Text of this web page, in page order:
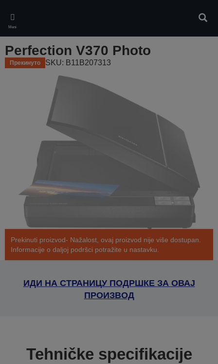
main
content
Meni
Perfection V370 Photo
Прекинуто SKU: B11B207313
Prekinuti proizvod- Nažalost, ovaj proizvod nije više dostupan.
Informacije o daljoj podršci potražite u nastavku.
ИДИ НА СТРАНИЦУ ПОДРШКЕ ЗА ОВАЈ
ПРОИЗВОД
Tehničke specifikacije